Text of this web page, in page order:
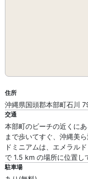
住所
沖縄県国頭郡本部町石川
交通
本部町のビーチの近くに
まで歩いてすぐ、沖縄美
ドミニアムは、エメラル
で 1.5 km の場所に位置し
駐車場